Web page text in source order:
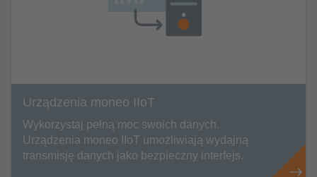
Urządzenia moneo IIoT
Wykorzystaj pełną moc swoich danych.
Urządzenia moneo IIoT umożliwiają wydajną
transmisję danych jako bezpieczny interfejs.